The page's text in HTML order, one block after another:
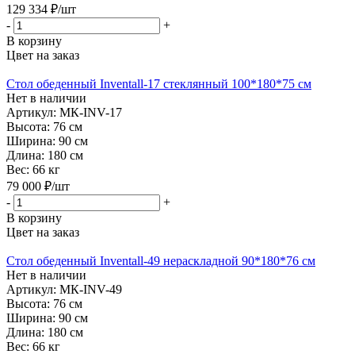
129 334 ₽/шт
-
+
В корзину
Цвет на заказ
Стол обеденный Inventall-17 стеклянный 100*180*75 см
Нет в наличии
Артикул: МК-INV-17
Высота: 76 см
Ширина: 90 см
Длина: 180 см
Вес: 66 кг
79 000 ₽/шт
-
+
В корзину
Цвет на заказ
Стол обеденный Inventall-49 нераскладной 90*180*76 см
Нет в наличии
Артикул: МК-INV-49
Высота: 76 см
Ширина: 90 см
Длина: 180 см
Вес: 66 кг